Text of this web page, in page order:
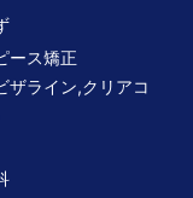
ース矯正
ザライン,クリアコ